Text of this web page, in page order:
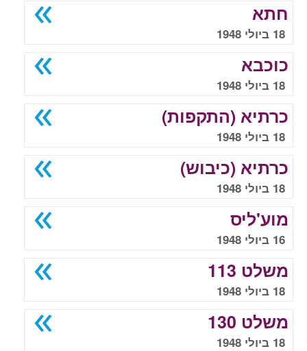
חתא
18 ביולי 1948
כוכבא
18 ביולי 1948
כרתיא (התקפות)
18 ביולי 1948
כרתיא (כיבוש)
18 ביולי 1948
מוע'ליס
16 ביולי 1948
משלט 113
18 ביולי 1948
משלט 130
18 ביולי 1948